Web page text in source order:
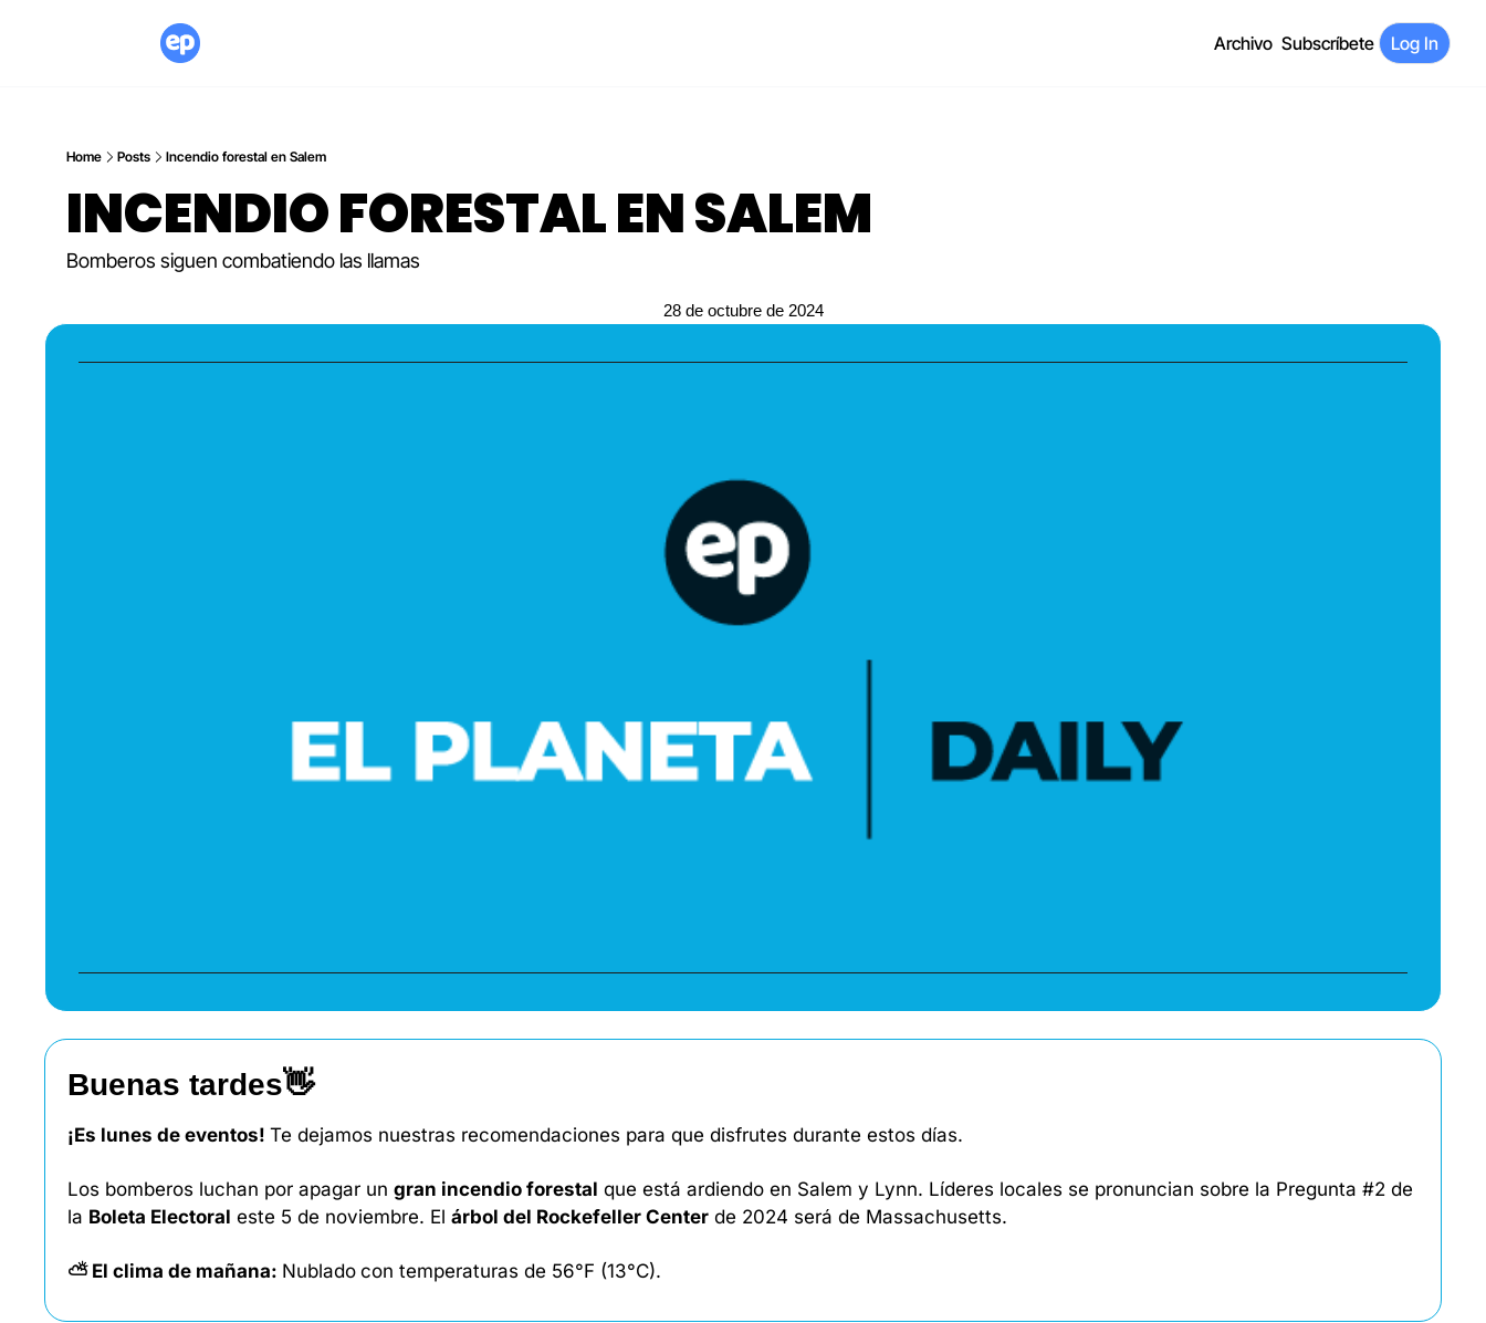
Archivo Subscríbete Log In
Home Posts Incendio forestal en Salem
INCENDIO FORESTAL EN SALEM
Bomberos siguen combatiendo las llamas
28 de octubre de 2024
Buenas tardes👋
¡Es lunes de eventos! Te dejamos nuestras recomendaciones para que disfrutes durante estos días.
Los bomberos luchan por apagar un gran incendio forestal que está ardiendo en Salem y Lynn. Líderes locales se pronuncian sobre la Pregunta #2 de
la Boleta Electoral este 5 de noviembre. El árbol del Rockefeller Center de 2024 será de Massachusetts.
⛅ El clima de mañana: Nublado con temperaturas de 56°F (13°C).